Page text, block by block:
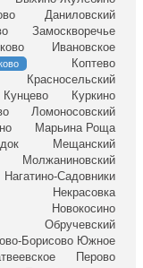
Даниловский
Замоскворечье
Ивановское
Коптево
Красносельский
Кунцево
Куркино
Ломоносовский
Марьина Роща
Мещанский
Молжаниновский
Нагатино-Садовники
Некрасовка
Новокосино
Обручевский
Борисово Южное
Перово